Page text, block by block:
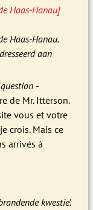
Haas-Hanau]
Haas-Hanau.
aan
question -
de Mr. Itterson.
vous et votre
crois. Mais ce
arrivés à
kwestie’.